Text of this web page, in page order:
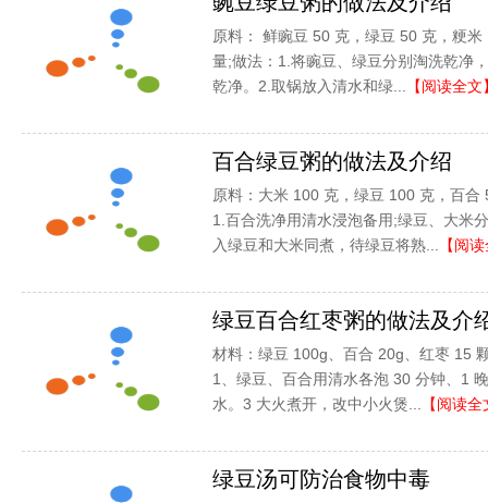
原料： 鲜豌豆 50 克，绿豆 50 克，粳
量;做法：1.将豌豆、绿豆分别淘洗乾净
乾净。2.取锅放入清水和绿...
【阅读全文
百合绿豆粥的做法及介绍
原料：大米 100 克，绿豆 100 克，百
1.百合洗净用清水浸泡备用;绿豆、大米
入绿豆和大米同煮，待绿豆将熟...
【阅
绿豆百合红枣粥的做法及介
材料：绿豆 100g、百合 20g、红枣 15
1、绿豆、百合用清水各泡 30 分钟、1
水。3 大火煮开，改中小火煲...
【阅读
绿豆汤可防治食物中毒